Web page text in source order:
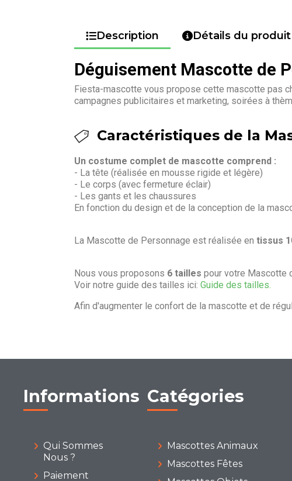
Description Détails du produit
Déguisement Mascotte de
Fiesta-mascotte vous propose cette mascotte pas
campagnes publicitaires et marketing, soirées à
Caractéristiques de la
Un costume complet de mascotte comprend :
- La tête (réalisée en mousse rigide et légère)
- Le corps (avec fermeture éclair)
- Les gants et les chaussures
En fonction du design et de la conception de la
La Mascotte de Personnage est réalisée en tissus
Nous vous proposons 6 tailles pour votre Mascotte
Voir notre guide des tailles ici: Guide des tailles.
Afin d'augmenter le confort de la mascotte et de
Informations
Qui Sommes
Nous ?
Paiement
Catégories
Mascottes Animaux
Mascottes Fêtes